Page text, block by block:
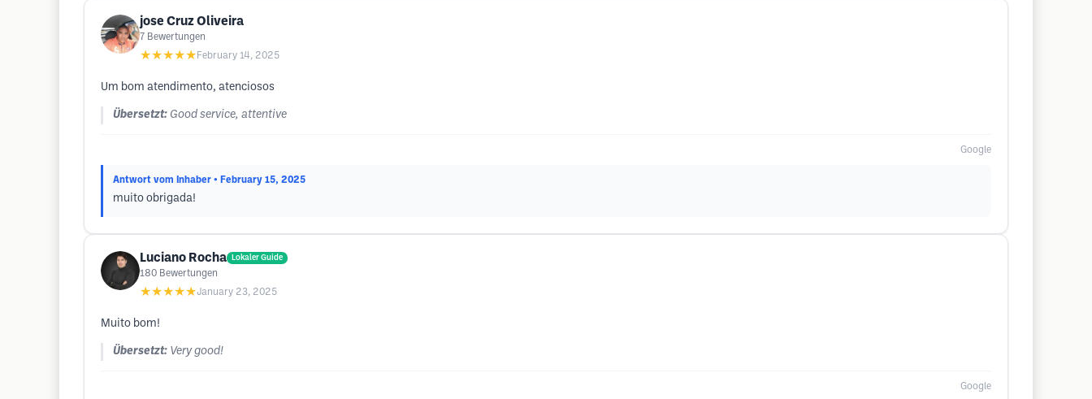
jose Cruz Oliveira
7 Bewertungen
★★★★★ February 14, 2025
Um bom atendimento, atenciosos
Übersetzt: Good service, attentive
Google
Antwort vom Inhaber • February 15, 2025
muito obrigada!
Luciano Rocha Lokaler Guide
180 Bewertungen
★★★★★January 23, 2025
Muito bom!
Übersetzt: Very good!
Google